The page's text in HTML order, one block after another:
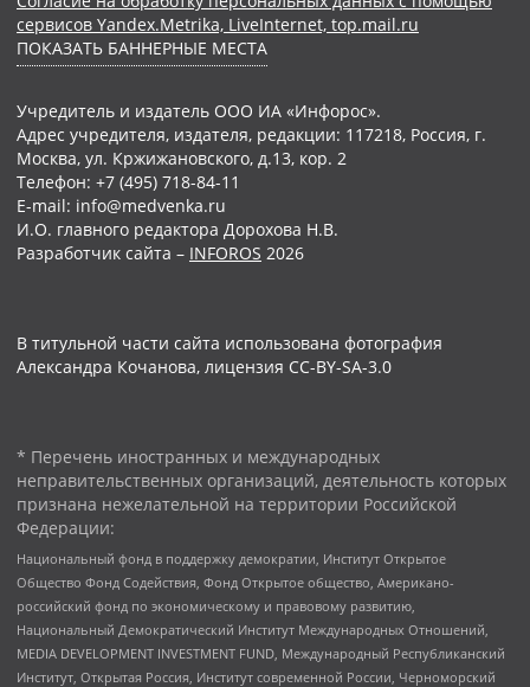
сервисов Yandex.Metrika, LiveInternet, top.mail.ru
ПОКАЗАТЬ БАННЕРНЫЕ МЕСТА
Учредитель и издатель ООО ИА «Инфорос».
Адрес учредителя, издателя, редакции: 117218, Россия, г.
Москва, ул. Кржижановского, д.13, кор. 2
Телефон: +7 (495) 718-84-11
E-mail: info@medvenka.ru
И.О. главного редактора Дорохова Н.В.
Разработчик сайта – INFOROS 2026
В титульной части сайта использована фотография
Александра Кочанова, лицензия CC-BY-SA-3.0
* Перечень иностранных и международных
неправительственных организаций, деятельность которых
признана нежелательной на территории Российской
Федерации:
Национальный фонд в поддержку демократии, Институт Открытое
Общество Фонд Содействия, Фонд Открытое общество, Американо-
российский фонд по экономическому и правовому развитию,
Национальный Демократический Институт Международных Отношений,
MEDIA DEVELOPMENT INVESTMENT FUND, Международный Республиканский
Институт, Открытая Россия, Институт современной России, Черноморский